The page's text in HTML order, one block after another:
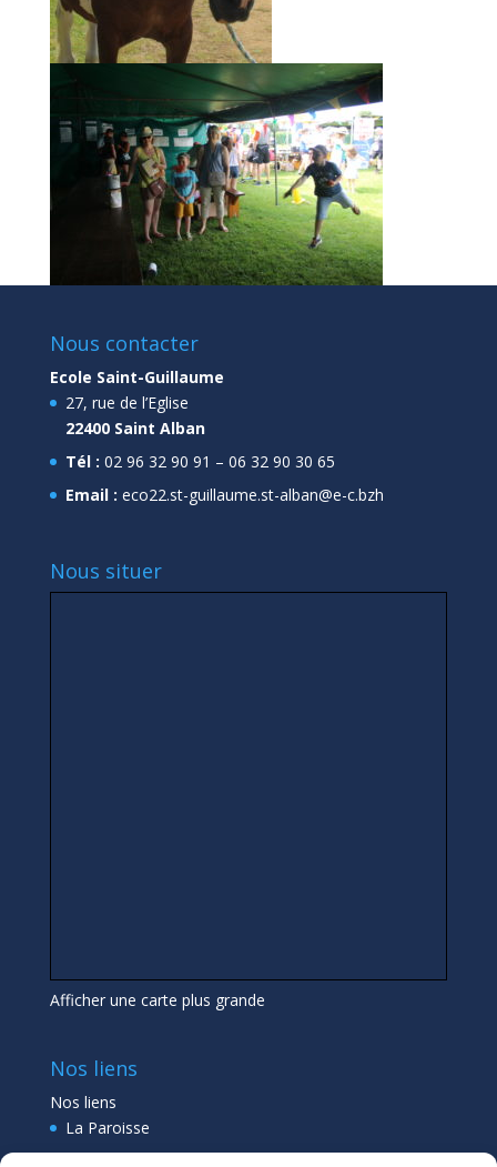
Nous contacter
Ecole Saint-Guillaume
27, rue de l’Eglise
22400 Saint Alban
Tél : 02 96 32 90 91 – 06 32 90 30 65
Email : eco22.st-guillaume.st-alban@e-c.bzh
Nous situer
Afficher une carte plus grande
Nos liens
Nos liens
La Paroisse